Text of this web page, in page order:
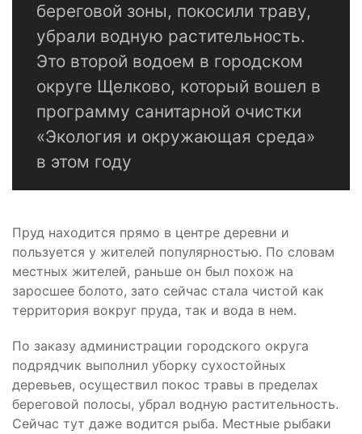
береговой зоны, покосили траву,
убрали водную растительность.
Это второй водоем в городском
округе Щелково, который вошел в
программу санитарной очистки
«Экология и окружающая среда»
в этом году
Пруд находится прямо в центре деревни и
пользуется у жителей популярностью. По словам
местных жителей, раньше он был похож на
заросшее болото, зато сейчас стала чистой как
территория вокруг пруда, так и вода в нем.
По заказу администрации городского округа
подрядчик выполнил уборку сухостойных
деревьев, осуществил покос травы в пределах
береговой полосы, убрал водную растительность.
Сейчас тут даже водится рыба. Местные рыбаки